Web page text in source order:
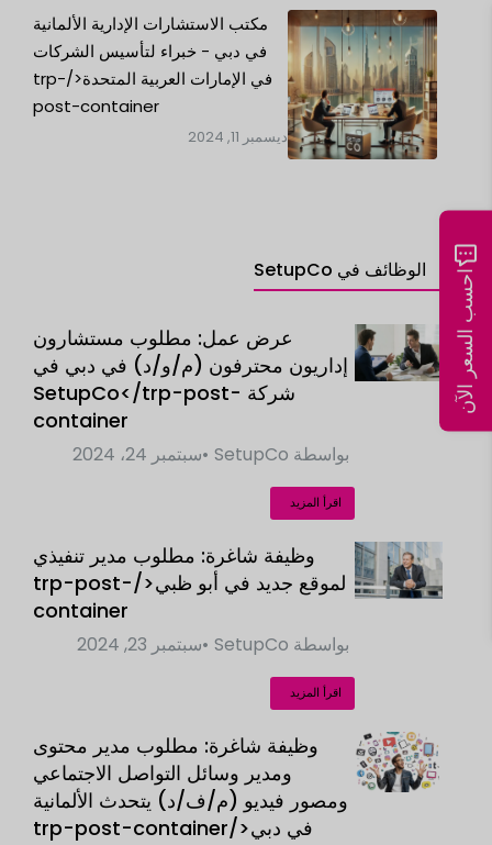
مكتب الاستشارات الإدارية الألمانية
في دبي - خبراء لتأسيس الشركات
في الإمارات العربية المتحدة</trp-
post-container
ديسمبر 11, 2024
الوظائف في SetupCo
عرض عمل: مطلوب مستشارون
إداريون محترفون (م/و/د) في دبي في
شركة SetupCo</trp-post-
container
بواسطة SetupCo سبتمبر 24، 2024
اقرأ المزيد
وظيفة شاغرة: مطلوب مدير تنفيذي
لموقع جديد في أبو ظبي</trp-post-
container
بواسطة SetupCo سبتمبر 23, 2024
اقرأ المزيد
وظيفة شاغرة: مطلوب مدير محتوى
ومدير وسائل التواصل الاجتماعي
ومصور فيديو (م/ف/د) يتحدث الألمانية
في دبي</trp-post-container
احسب السعر الآن